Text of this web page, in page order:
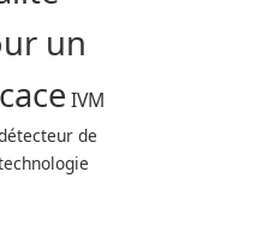
un
IVM
de